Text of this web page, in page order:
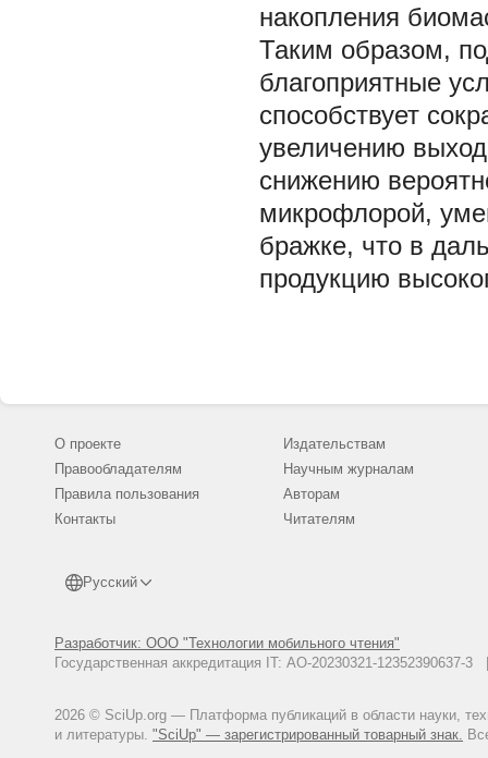
накопления
Таким образом,
благоприятные
способствует
увеличению
снижению
микрофлорой,
бражке, что в
продукцию
О проекте
Правообладателям
Правила пользования
Контакты
Русский
Разработчик: ООО "Технологии мобильного чтения"
Государственная аккредитация IT: АО-20230321-
2026 © SciUp.org — Платформа публикаций в области науки,
и литературы. "SciUp" — зарегистрированный товарный знак.
Издательствам
Научным журналам
Авторам
Читателям